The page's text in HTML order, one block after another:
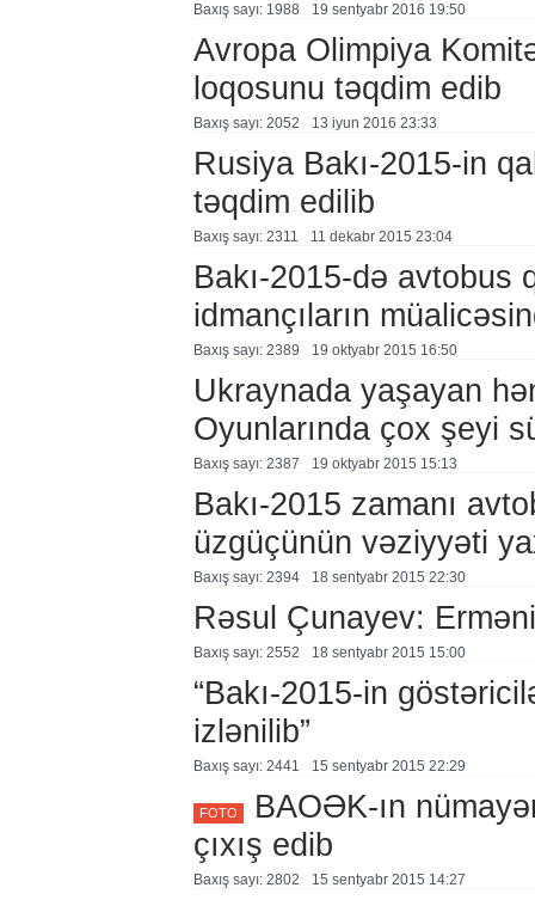
Baxış sayı: 1988 19 sentyabr 2016 19:50
Avropa Olimpiya
loqosunu təqdim edib
Baxış sayı: 2052 13 i̇yun 2016 23:33
Rusiya Bakı-2015-in
təqdim edilib
Baxış sayı: 2311 11 dekabr 2015 23:04
Bakı-2015-də avtobus
idmançıların
Baxış sayı: 2389 19 oktyabr 2015 16:50
Ukraynada yaşayan
Oyunlarında çox şeyi
Baxış sayı: 2387 19 oktyabr 2015 15:13
Bakı-2015 zamanı
üzgüçünün vəziyyəti
Baxış sayı: 2394 18 sentyabr 2015 22:30
Rəsul Çunayev:
Baxış sayı: 2552 18 sentyabr 2015 15:00
“Bakı-2015-in
izlənilib”
Baxış sayı: 2441 15 sentyabr 2015 22:29
FOTO
BAOƏK-ın
çıxış edib
Baxış sayı: 2802 15 sentyabr 2015 14:27